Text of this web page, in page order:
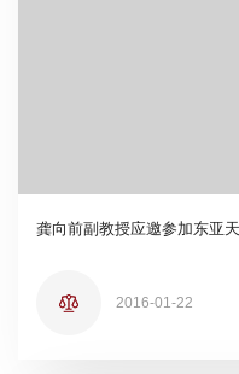
龚向前副教授应邀参加东亚
2016-01-22